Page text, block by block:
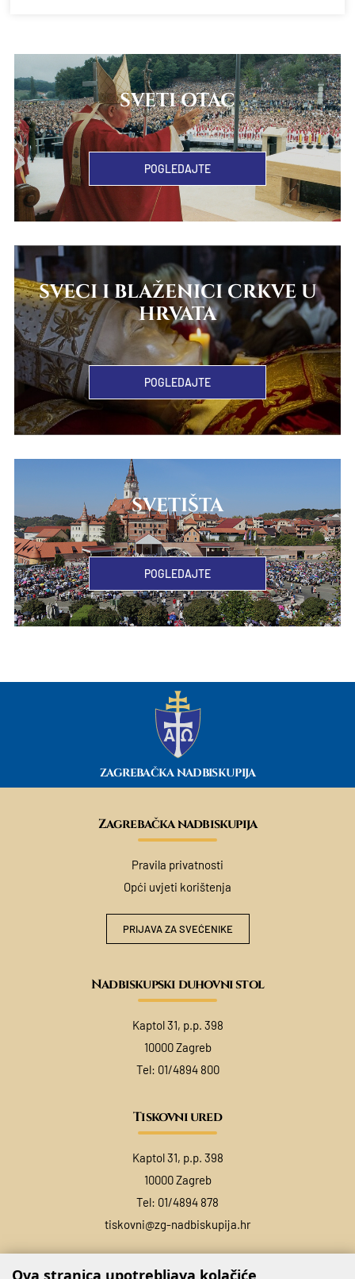
SVETI OTAC
POGLEDAJTE
SVECI I BLAŽENICI CRKVE U
HRVATA
POGLEDAJTE
SVETIŠTA
POGLEDAJTE
ZAGREBAČKA NADBISKUPIJA
Zagrebačka nadbiskupija
Pravila privatnosti
Opći uvjeti korištenja
PRIJAVA ZA SVEĆENIKE
Nadbiskupski duhovni stol
Kaptol 31, p.p. 398
10000 Zagreb
Tel: 01/4894 800
Tiskovni ured
Kaptol 31, p.p. 398
10000 Zagreb
Tel: 01/4894 878
tiskovni@zg-nadbiskupija.hr
Ova stranica upotrebljava kolačiće